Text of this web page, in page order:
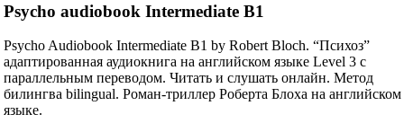
Psycho audiobook Intermediate B1
Psycho Audiobook Intermediate B1 by Robert Bloch. “Психоз”
адаптированная аудиокнига на английском языке Level 3 с
параллельным переводом. Читать и слушать онлайн. Метод
билингва bilingual. Роман-триллер Роберта Блоха на английском
языке.